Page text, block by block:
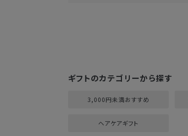
ギフトのカテゴリーから探す
3,000円未満おすすめ
ヘアケアギフト